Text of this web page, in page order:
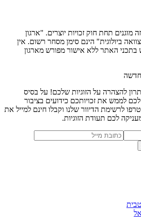
מוגנים תחת חוק זכויות יוצרים. "ארגון
ביולוגית" הינם סימן מסחר רשום. אין
האתר ללא אישור מפורש מארגון
חדשה
להצהרה על הזוגיות שלכם! על בסיס
לממש את זכויותכם כידועים בציבור
לרשימת הדיוור שלנו וקבלו חינם למייל את
לכם תעודת הזוגיות.